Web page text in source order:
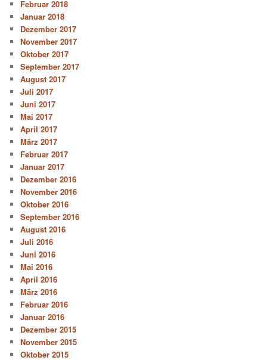
Februar 2018
Januar 2018
Dezember 2017
November 2017
Oktober 2017
September 2017
August 2017
Juli 2017
Juni 2017
Mai 2017
April 2017
März 2017
Februar 2017
Januar 2017
Dezember 2016
November 2016
Oktober 2016
September 2016
August 2016
Juli 2016
Juni 2016
Mai 2016
April 2016
März 2016
Februar 2016
Januar 2016
Dezember 2015
November 2015
Oktober 2015